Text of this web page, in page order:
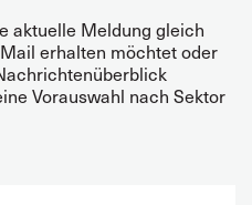
aktuelle Meldung gleich
erhalten möchtet oder
Vorauswahl nach Sektor